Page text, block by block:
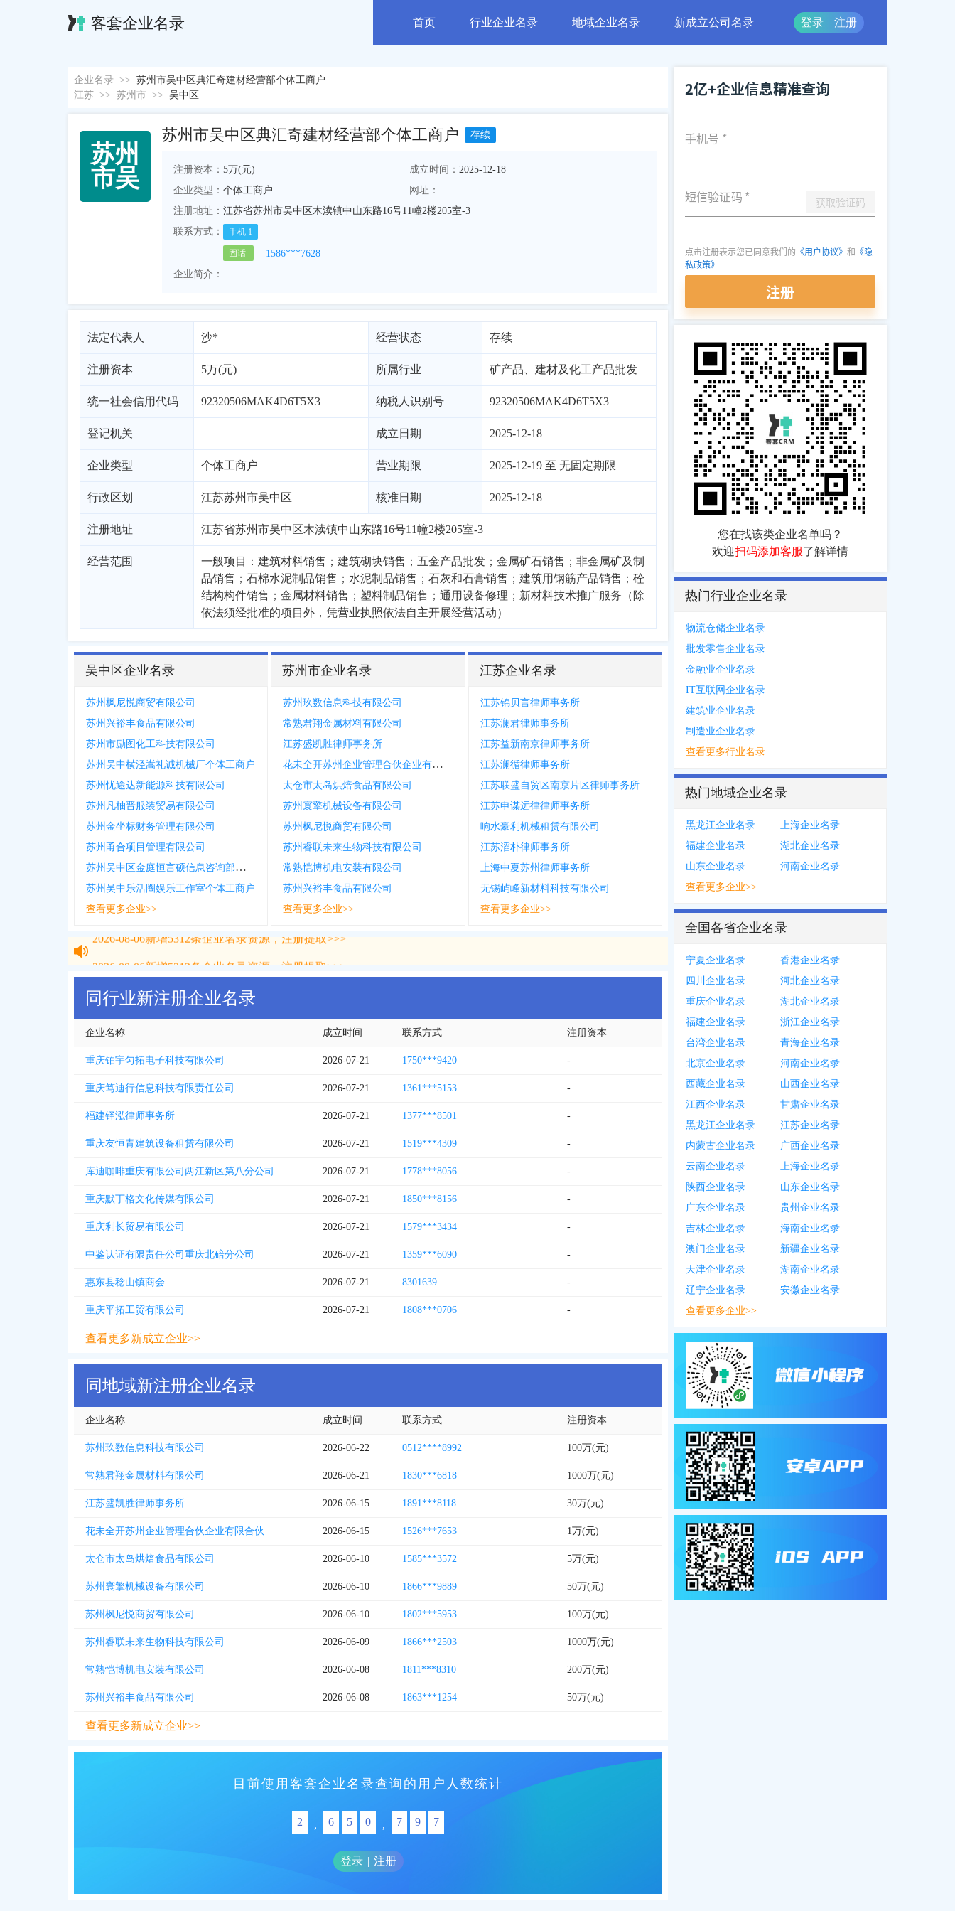
客套企业名录 首页 行业企业名录 地域企业名录 新成立公司名录 登录 | 注册
企业名录 >> 苏州市吴中区典汇奇建材经营部个体工商户
江苏 >> 苏州市 >> 吴中区
苏州
市吴
苏州市吴中区典汇奇建材经营部个体工商户 存续
注册资本： 5万(元) 成立时间： 2025-12-18
企业类型： 个体工商户
网址：
注册地址： 江苏省苏州市吴中区木渎镇中山东路16号11幢2楼205室-3
联系方式：
手机 1
固话
1586***7628
企业简介：
法定代表人 沙* 经营状态 存续
注册资本 5万(元) 所属行业 矿产品、建材及化工产品批发
统一社会信用代码 92320506MAK4D6T5X3 纳税人识别号 92320506MAK4D6T5X3
登记机关 成立日期 2025-12-18
企业类型 个体工商户 营业期限 2025-12-19 至 无固定期限
行政区划 江苏苏州市吴中区 核准日期 2025-12-18
注册地址 江苏省苏州市吴中区木渎镇中山东路16号11幢2楼205室-3
经营范围
一般项目：建筑材料销售；建筑砌块销售；五金产品批发；金属矿石销售；非金属矿及制
品销售；石棉水泥制品销售；水泥制品销售；石灰和石膏销售；建筑用钢筋产品销售；砼
结构构件销售；金属材料销售；塑料制品销售；通用设备修理；新材料技术推广服务（除
依法须经批准的项目外，凭营业执照依法自主开展经营活动）
吴中区企业名录
苏州枫尼悦商贸有限公司
苏州兴裕丰食品有限公司
苏州市励图化工科技有限公司
苏州吴中横泾嵩礼诚机械厂个体工商户
苏州忧途达新能源科技有限公司
苏州凡柚晋服装贸易有限公司
苏州金坐标财务管理有限公司
苏州甬合项目管理有限公司
苏州吴中区金庭恒言硕信息咨询部个体工商户
苏州吴中乐活圈娱乐工作室个体工商户
查看更多企业>>
苏州市企业名录
苏州玖数信息科技有限公司
常熟君翔金属材料有限公司
江苏盛凯胜律师事务所
花未全开苏州企业管理合伙企业有限合伙
太仓市太岛烘焙食品有限公司
苏州寰擎机械设备有限公司
苏州枫尼悦商贸有限公司
苏州睿联未来生物科技有限公司
常熟恺博机电安装有限公司
苏州兴裕丰食品有限公司
查看更多企业>>
江苏企业名录
江苏锦贝言律师事务所
江苏澜君律师事务所
江苏益新南京律师事务所
江苏澜循律师事务所
江苏联盛自贸区南京片区律师事务所
江苏申谋远律律师事务所
响水豪利机械租赁有限公司
江苏滔朴律师事务所
上海中夏苏州律师事务所
无锡屿峰新材料科技有限公司
查看更多企业>>
同行业新注册企业名录
企业名称 成立时间 联系方式 注册资本
重庆铂宇匀拓电子科技有限公司 2026-07-21 1750***9420 -
重庆笃迪行信息科技有限责任公司 2026-07-21 1361***5153 -
福建铎泓律师事务所 2026-07-21 1377***8501 -
重庆友恒青建筑设备租赁有限公司 2026-07-21 1519***4309 -
库迪咖啡重庆有限公司两江新区第八分公司 2026-07-21 1778***8056 -
重庆默丁格文化传媒有限公司 2026-07-21 1850***8156 -
重庆利长贸易有限公司 2026-07-21 1579***3434 -
中鉴认证有限责任公司重庆北碚分公司 2026-07-21 1359***6090 -
惠东县稔山镇商会 2026-07-21 8301639 -
重庆平拓工贸有限公司 2026-07-21 1808***0706 -
查看更多新成立企业>>
同地域新注册企业名录
企业名称 成立时间 联系方式 注册资本
苏州玖数信息科技有限公司 2026-06-22 0512****8992 100万(元)
常熟君翔金属材料有限公司 2026-06-21 1830***6818 1000万(元)
江苏盛凯胜律师事务所 2026-06-15 1891***8118 30万(元)
花未全开苏州企业管理合伙企业有限合伙 2026-06-15 1526***7653 1万(元)
太仓市太岛烘焙食品有限公司 2026-06-10 1585***3572 5万(元)
苏州寰擎机械设备有限公司 2026-06-10 1866***9889 50万(元)
苏州枫尼悦商贸有限公司 2026-06-10 1802***5953 100万(元)
苏州睿联未来生物科技有限公司 2026-06-09 1866***2503 1000万(元)
常熟恺博机电安装有限公司 2026-06-08 1811***8310 200万(元)
苏州兴裕丰食品有限公司 2026-06-08 1863***1254 50万(元)
查看更多新成立企业>>
目前使用客套企业名录查询的用户人数统计
2 , 6 5 0 , 7 9 7
登录 | 注册
2亿+企业信息精准查询
手机号 *
短信验证码 * 获取验证码
点击注册表示您已同意我们的 《用户协议》 和 《隐
私政策》
注册
您在找该类企业名单吗？
欢迎扫码添加客服了解详情
热门行业企业名录
物流仓储企业名录
批发零售企业名录
金融业企业名录
IT互联网企业名录
建筑业企业名录
制造业企业名录
查看更多行业名录
热门地域企业名录
黑龙江企业名录
上海企业名录
福建企业名录
湖北企业名录
山东企业名录
河南企业名录
查看更多企业>>
全国各省企业名录
宁夏企业名录
香港企业名录
四川企业名录
河北企业名录
重庆企业名录
湖北企业名录
福建企业名录
浙江企业名录
台湾企业名录
青海企业名录
北京企业名录
河南企业名录
西藏企业名录
山西企业名录
江西企业名录
甘肃企业名录
黑龙江企业名录
江苏企业名录
内蒙古企业名录
广西企业名录
云南企业名录
上海企业名录
陕西企业名录
山东企业名录
广东企业名录
贵州企业名录
吉林企业名录
海南企业名录
澳门企业名录
新疆企业名录
天津企业名录
湖南企业名录
辽宁企业名录
安徽企业名录
查看更多企业>>